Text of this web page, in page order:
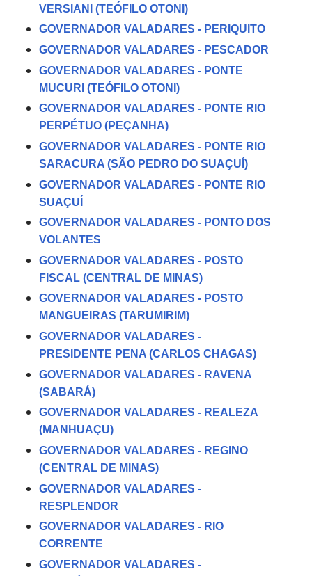
VERSIANI (TEÓFILO OTONI)
GOVERNADOR VALADARES - PERIQUITO
GOVERNADOR VALADARES - PESCADOR
GOVERNADOR VALADARES - PONTE
MUCURI (TEÓFILO OTONI)
GOVERNADOR VALADARES - PONTE RIO
PERPÉTUO (PEÇANHA)
GOVERNADOR VALADARES - PONTE RIO
SARACURA (SÃO PEDRO DO SUAÇUÍ)
GOVERNADOR VALADARES - PONTE RIO
SUAÇUÍ
GOVERNADOR VALADARES - PONTO DOS
VOLANTES
GOVERNADOR VALADARES - POSTO
FISCAL (CENTRAL DE MINAS)
GOVERNADOR VALADARES - POSTO
MANGUEIRAS (TARUMIRIM)
GOVERNADOR VALADARES -
PRESIDENTE PENA (CARLOS CHAGAS)
GOVERNADOR VALADARES - RAVENA
(SABARÁ)
GOVERNADOR VALADARES - REALEZA
(MANHUAÇU)
GOVERNADOR VALADARES - REGINO
(CENTRAL DE MINAS)
GOVERNADOR VALADARES -
RESPLENDOR
GOVERNADOR VALADARES - RIO
CORRENTE
GOVERNADOR VALADARES -